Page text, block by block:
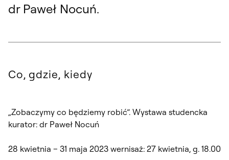
dr Paweł Nocuń.
Co, gdzie, kiedy
„Zobaczymy co będziemy robić”. Wystawa studencka
kurator: dr Paweł Nocuń
28 kwietnia – 31 maja 2023 wernisaż: 27 kwietnia, g. 18.00